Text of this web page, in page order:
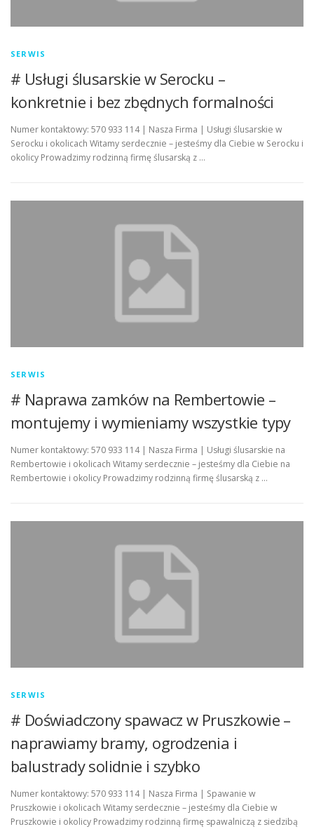
SERWIS
# Usługi ślusarskie w Serocku –
konkretnie i bez zbędnych formalności
Numer kontaktowy: 570 933 114 | Nasza Firma | Usługi ślusarskie w
Serocku i okolicach Witamy serdecznie – jesteśmy dla Ciebie w Serocku i
okolicy Prowadzimy rodzinną firmę ślusarską z …
SERWIS
# Naprawa zamków na Rembertowie –
montujemy i wymieniamy wszystkie typy
Numer kontaktowy: 570 933 114 | Nasza Firma | Usługi ślusarskie na
Rembertowie i okolicach Witamy serdecznie – jesteśmy dla Ciebie na
Rembertowie i okolicy Prowadzimy rodzinną firmę ślusarską z …
SERWIS
# Doświadczony spawacz w Pruszkowie –
naprawiamy bramy, ogrodzenia i
balustrady solidnie i szybko
Numer kontaktowy: 570 933 114 | Nasza Firma | Spawanie w
Pruszkowie i okolicach Witamy serdecznie – jesteśmy dla Ciebie w
Pruszkowie i okolicy Prowadzimy rodzinną firmę spawalniczą z siedzibą